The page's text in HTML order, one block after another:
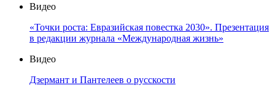
Видео
«Точки роста: Евразийская повестка 2030». Презентация
в редакции журнала «Международная жизнь»
Видео
Дзермант и Пантелеев о русскости